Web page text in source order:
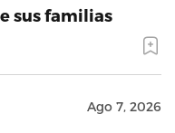
sus familias
Ago 7, 2026